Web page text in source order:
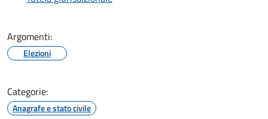
Argomenti:
Elezioni
Categorie:
Anagrafe e stato civile